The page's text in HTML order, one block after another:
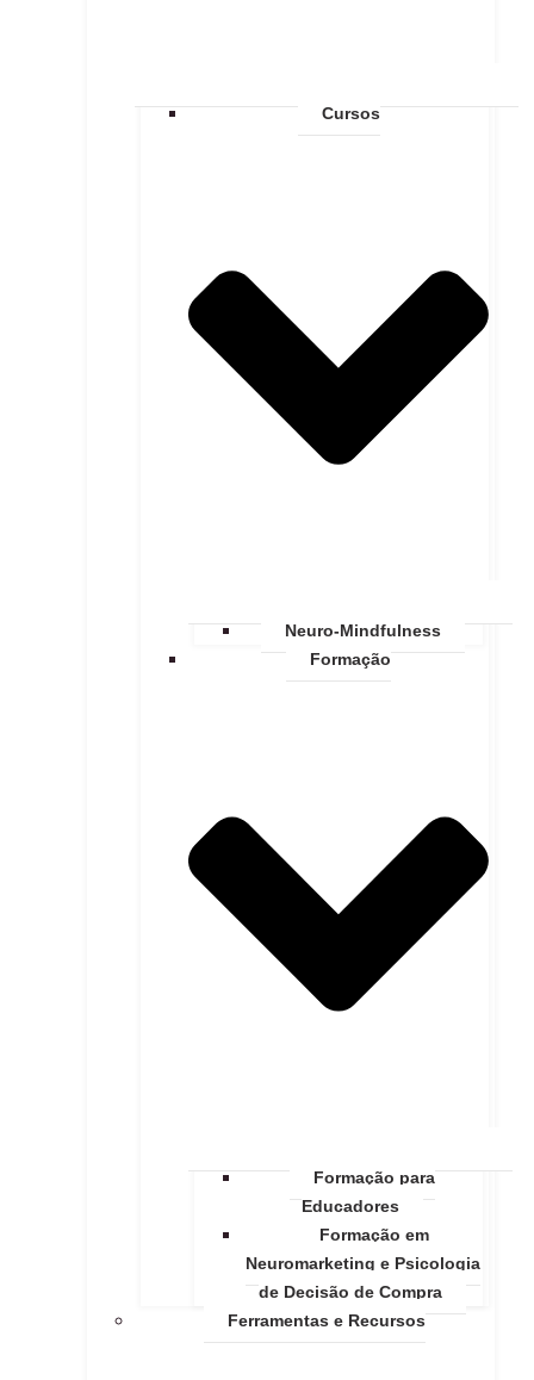
Cursos
Neuro-Mindfulness
Formação
Formação para
Educadores
Formação em
Neuromarketing e Psicologia
de Decisão de Compra
Ferramentas e Recursos